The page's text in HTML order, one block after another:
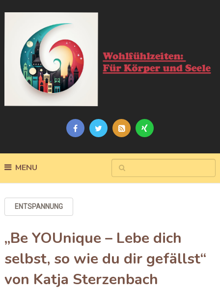
MENU
ENTSPANNUNG
„Be YOUnique – Lebe dich
selbst, so wie du dir gefällst“
von Katja Sterzenbach